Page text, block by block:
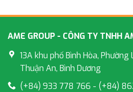
AME GROUP - CÔNG TY TNHH
13A khu phố Bình Hòa,
Thuận An, Bình Dương
(+84) 933 778 766 - (+84)